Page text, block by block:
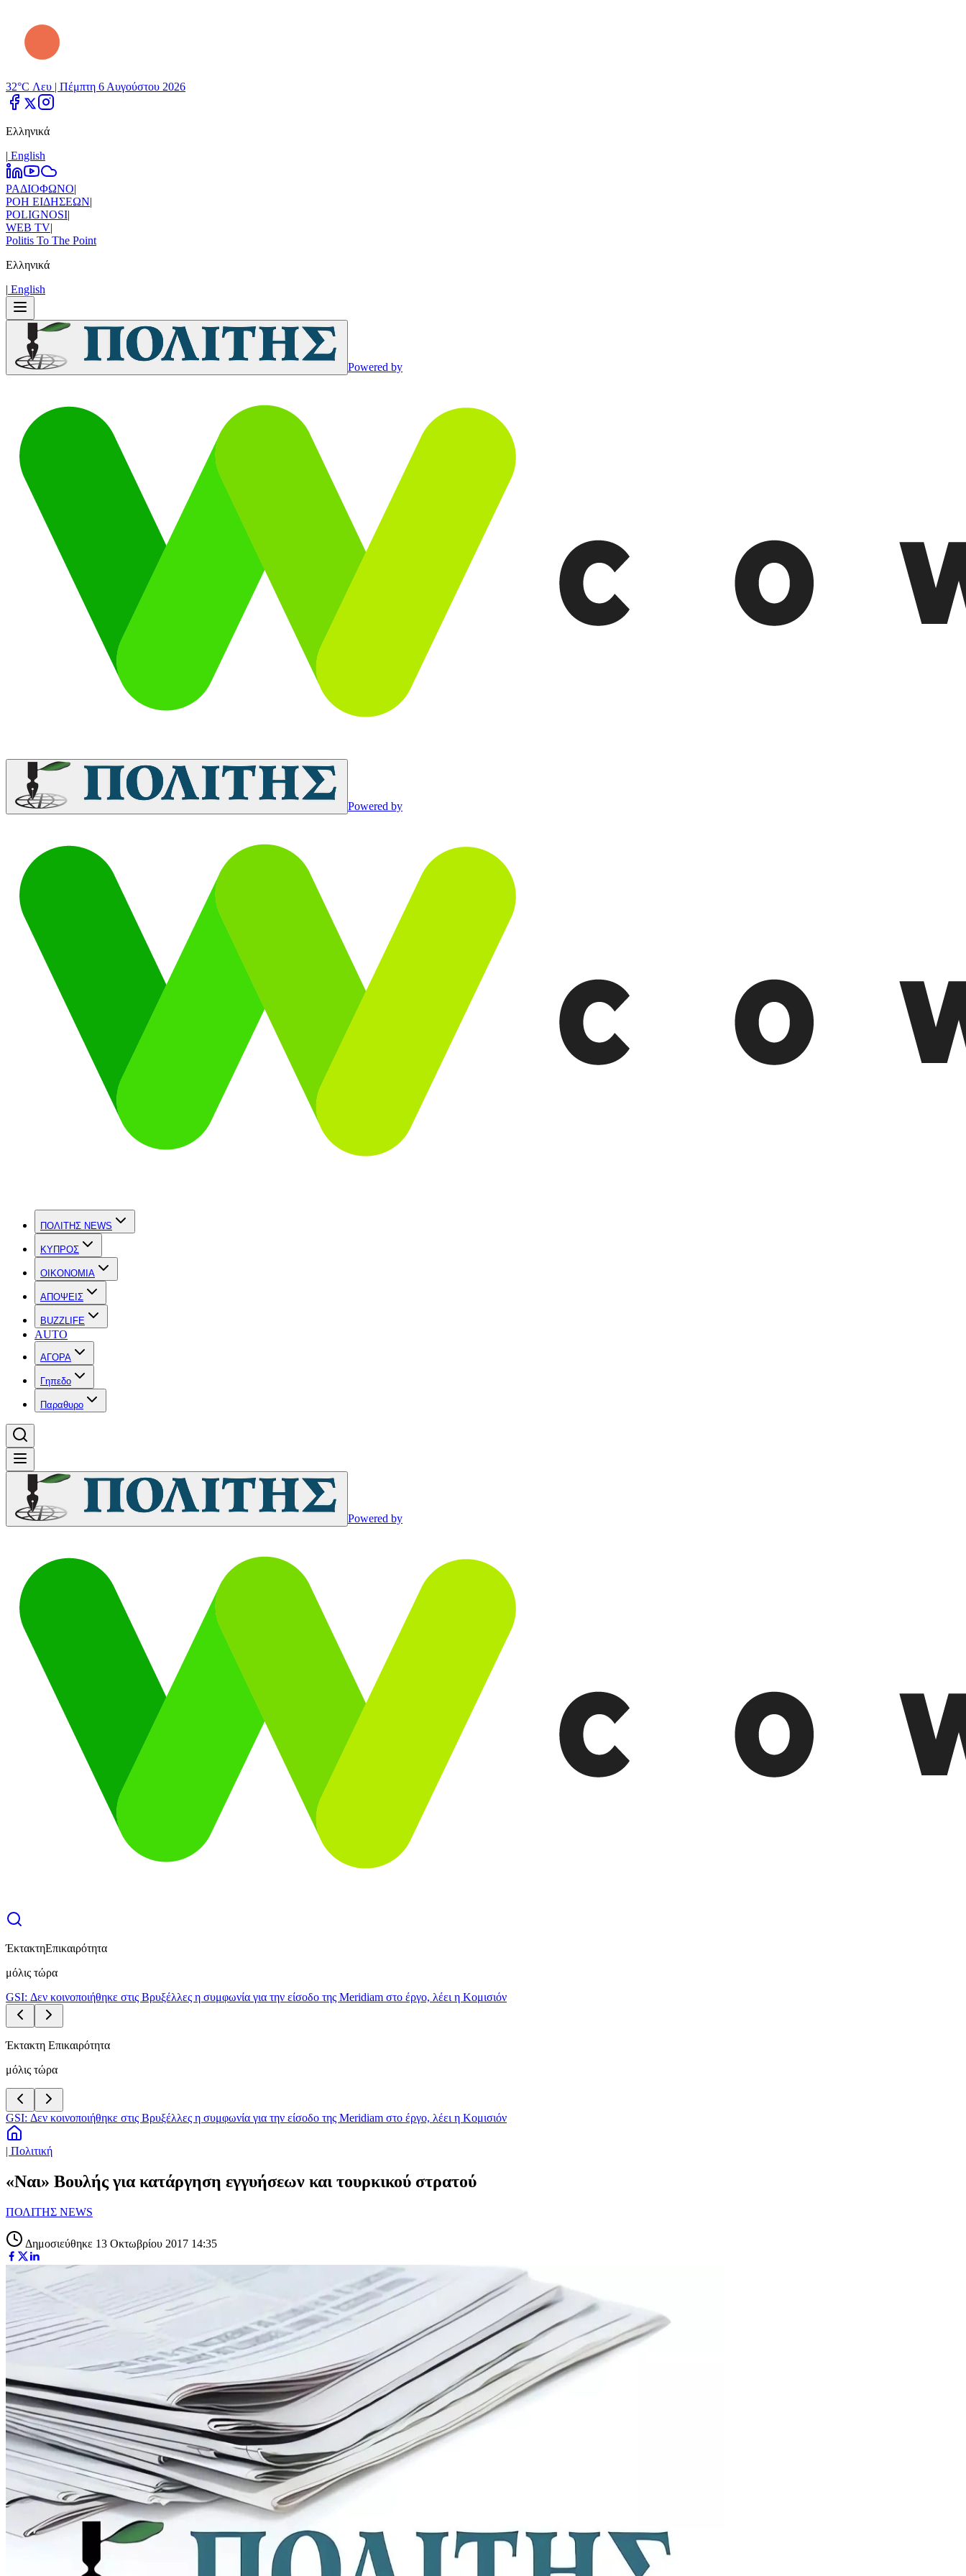
32°C Λευ | Πέμπτη 6 Αυγούστου 2026
Ελληνικά
| Εnglish
ΡΑΔΙΟΦΩΝΟ|
ΡΟΗ ΕΙΔΗΣΕΩΝ|
POLIGNOSI|
WEB TV|
Politis To The Point
Ελληνικά
| Εnglish
Powered by
Powered by
ΠΟΛΙΤΗΣ NEWS
ΚΥΠΡΟΣ
OIKONOMIA
ΑΠΟΨΕΙΣ
BUZZLIFE
AUTO
ΑΓΟΡΑ
Γηπεδο
Παραθυρο
Powered by
ΈκτακτηΕπικαιρότητα
μόλις τώρα
GSI: Δεν κοινοποιήθηκε στις Βρυξέλλες η συμφωνία για την είσοδο της Meridiam στο έργο, λέει η Κομισιόν
Έκτακτη Επικαιρότητα
μόλις τώρα
GSI: Δεν κοινοποιήθηκε στις Βρυξέλλες η συμφωνία για την είσοδο της Meridiam στο έργο, λέει η Κομισιόν
| Πολιτική
«Ναι» Βουλής για κατάργηση εγγυήσεων και τουρκικού στρατού
ΠΟΛΙΤΗΣ NEWS
Δημοσιεύθηκε 13 Οκτωβρίου 2017 14:35